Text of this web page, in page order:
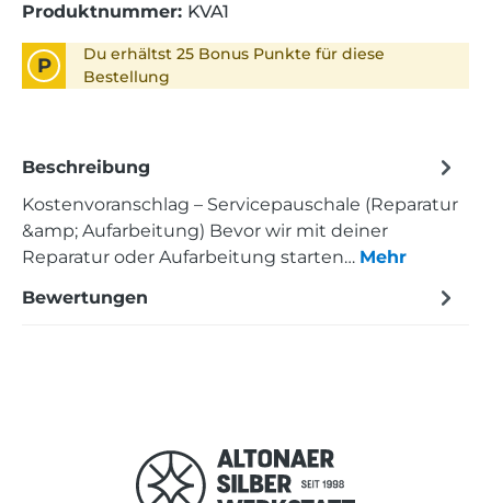
Produktnummer: KVA1
P
Du erhältst 25 Bonus Punkte für diese
Bestellung
Beschreibung
Kostenvoranschlag – Servicepauschale (Reparatur
&amp; Aufarbeitung) Bevor wir mit deiner
Reparatur oder Aufarbeitung starten… Mehr
Bewertungen